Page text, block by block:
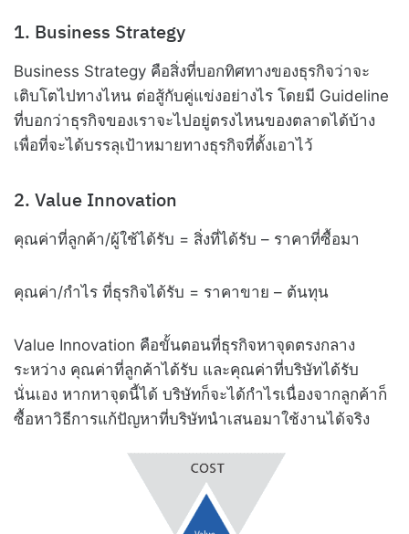
1. Business Strategy
Business Strategy คือสิ่งที่บอกทิศทางของธุรกิจว่าจะ
เติบโตไปทางไหน ต่อสู้กับคู่แข่งอย่างไร โดยมี Guideline
ที่บอกว่าธุรกิจของเราจะไปอยู่ตรงไหนของตลาดได้บ้าง
เพื่อที่จะได้บรรลุเป้าหมายทางธุรกิจที่ตั้งเอาไว้
2. Value Innovation
คุณค่าที่ลูกค้า/ผู้ใช้ได้รับ = สิ่งที่ได้รับ – ราคาที่ซื้อมา
คุณค่า/กำไร ที่ธุรกิจได้รับ = ราคาขาย – ต้นทุน
Value Innovation คือขั้นตอนที่ธุรกิจหาจุดตรงกลาง
ระหว่าง คุณค่าที่ลูกค้าได้รับ และคุณค่าที่บริษัทได้รับ
นั่นเอง หากหาจุดนี้ได้ บริษัทก็จะได้กำไรเนื่องจากลูกค้าก็
ซื้อหาวิธีการแก้ปัญหาที่บริษัทนำเสนอมาใช้งานได้จริง